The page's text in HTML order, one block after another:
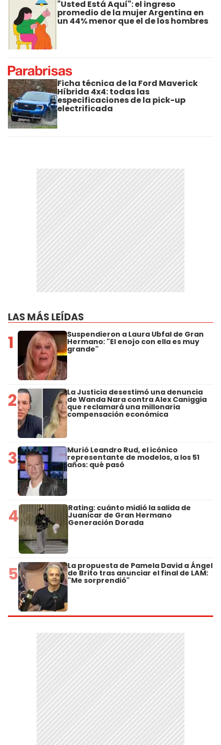
"Usted Está Aquí": el ingreso
promedio de la mujer Argentina en
un 44% menor que el de los hombres
Ficha técnica de la Ford Maverick
Híbrida 4x4: todas las
especificaciones de la pick-up
electrificada
LAS MÁS LEÍDAS
1 Suspendieron a Laura Ubfal de Gran
Hermano: "El enojo con ella es muy
grande"
2 La Justicia desestimó una denuncia
de Wanda Nara contra Alex Caniggia
que reclamará una millonaria
compensación económica
3 Murió Leandro Rud, el icónico
representante de modelos, a los 51
años: qué pasó
4 Rating: cuánto midió la salida de
Juanicar de Gran Hermano
Generación Dorada
5 La propuesta de Pamela David a Ángel
de Brito tras anunciar el final de LAM:
"Me sorprendió"